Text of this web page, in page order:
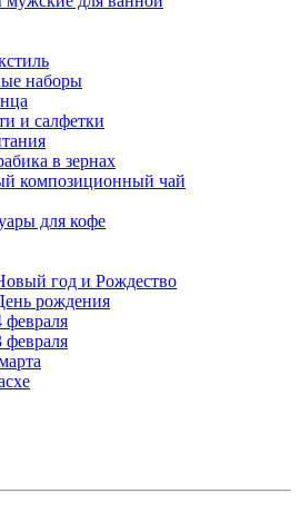
наборы
и салфетки
в зернах
композиционный чай
для кофе
год и Рождество
рождения
февраля
февраля